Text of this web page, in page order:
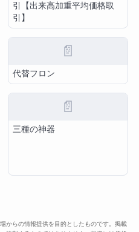
引【出来高加重平均価格取
引】
📄
代替フロン
📄
三種の神器
からの情報提供を目的としたものです。掲載